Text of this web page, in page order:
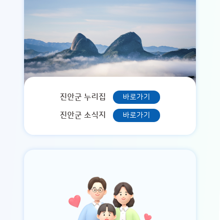
진안군 누리집 바로가기
진안군 소식지 바로가기